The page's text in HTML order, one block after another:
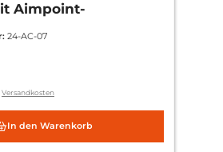
Aimpoint-
24-AC-07
Versandkosten
In den Warenkorb